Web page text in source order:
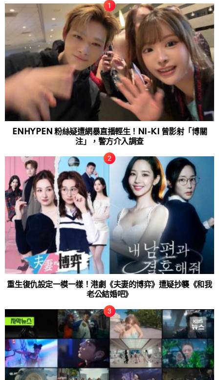
ENHYPEN 粉絲疑遭網暴直播輕生！NI-KI 曾影射「博關
注」，警方介入調查
重生復仇設定一模一樣！港劇《夫妻的博弈》遭疑抄襲《和我
老公結婚吧》